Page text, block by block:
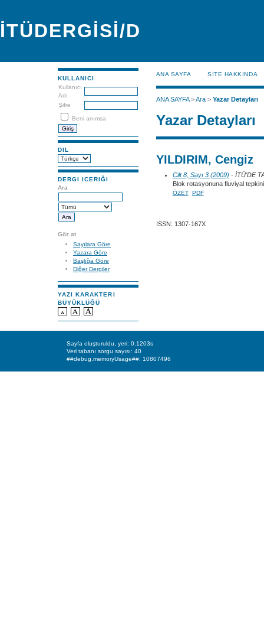
İTÜDERGİSİ/D
KULLANICI
Kullanıcı
Adı
Şifre
Beni anımsa
DIL
DERGI ICERIĞI
Ara
Göz at
Sayılara Göre
Yazara Göre
Başlığa Göre
Diğer Dergiler
YAZI KARAKTERI
BÜYÜKLÜĞÜ
ANA SAYFA SİTE HAKKINDA
ANA SAYFA>Ara> Yazar Detayları
Yazar Detayları
YILDIRIM, Cengiz
Cilt 8, Sayı 3 (2009) - İTÜ'DE
Blok rotasyonuna fluviyal
ÖZET PDF
ISSN: 1307-167X
Sayfa oluşturuldu, yeri: 0.1203s
Veri tabanı sorgu sayısı: 40
##debug.memoryUsage##: 10807496